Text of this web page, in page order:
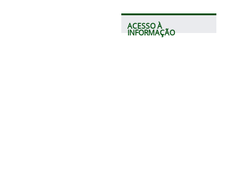
ACESSO À
INFORMAÇÃO